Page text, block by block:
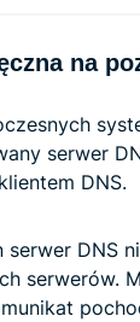
na
serwer
DNS.
DNS
serwerów.